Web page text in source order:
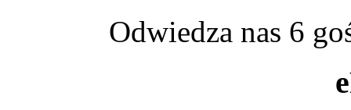
Odwiedza nas 6